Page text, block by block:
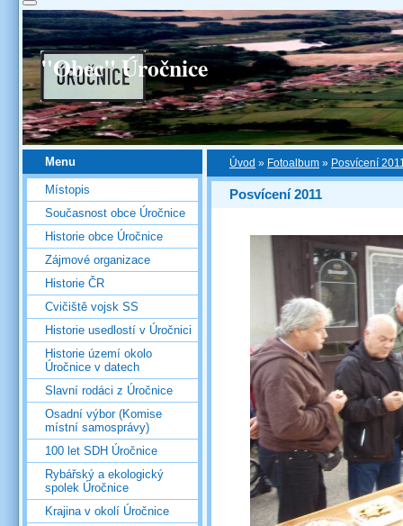
"Obec" Úročnice
Úvod » Fotoalbum » Posvícení
Posvícení 2011
Menu
Místopis
Současnost obce Úročnice
Historie obce Úročnice
Zájmové organizace
Historie ČR
Cvičiště vojsk SS
Historie usedlostí v Úročnici
Historie území okolo
Úročnice v datech
Slavní rodáci z Úročnice
Osadní výbor (Komise
místní samosprávy)
100 let SDH Úročnice
Rybářský a ekologický
spolek Úročnice
Krajina v okolí Úročnice